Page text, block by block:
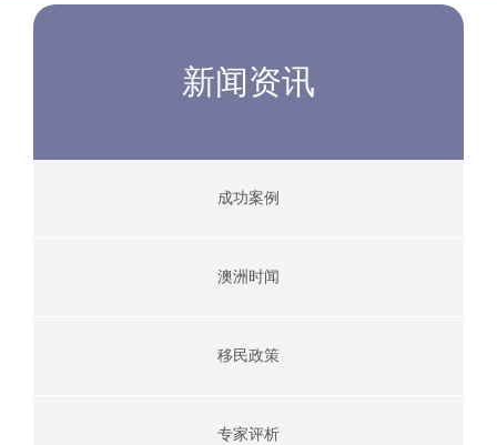
新闻资讯
成功案例
澳洲时闻
移民政策
专家评析